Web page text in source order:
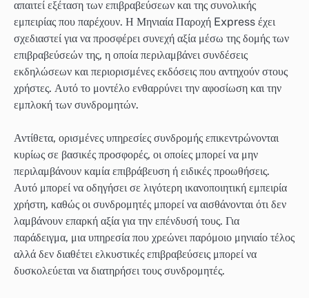
απαιτεί εξέταση των επιβραβεύσεων και της συνολικής
εμπειρίας που παρέχουν. Η Μηνιαία Παροχή Express έχει
σχεδιαστεί για να προσφέρει συνεχή αξία μέσω της δομής των
επιβραβεύσεών της, η οποία περιλαμβάνει συνδέσεις
εκδηλώσεων και περιορισμένες εκδόσεις που αντηχούν στους
χρήστες. Αυτό το μοντέλο ενθαρρύνει την αφοσίωση και την
εμπλοκή των συνδρομητών.
Αντίθετα, ορισμένες υπηρεσίες συνδρομής επικεντρώνονται
κυρίως σε βασικές προσφορές, οι οποίες μπορεί να μην
περιλαμβάνουν καμία επιβράβευση ή ειδικές προωθήσεις.
Αυτό μπορεί να οδηγήσει σε λιγότερη ικανοποιητική εμπειρία
χρήστη, καθώς οι συνδρομητές μπορεί να αισθάνονται ότι δεν
λαμβάνουν επαρκή αξία για την επένδυσή τους. Για
παράδειγμα, μια υπηρεσία που χρεώνει παρόμοιο μηνιαίο τέλος
αλλά δεν διαθέτει ελκυστικές επιβραβεύσεις μπορεί να
δυσκολεύεται να διατηρήσει τους συνδρομητές.